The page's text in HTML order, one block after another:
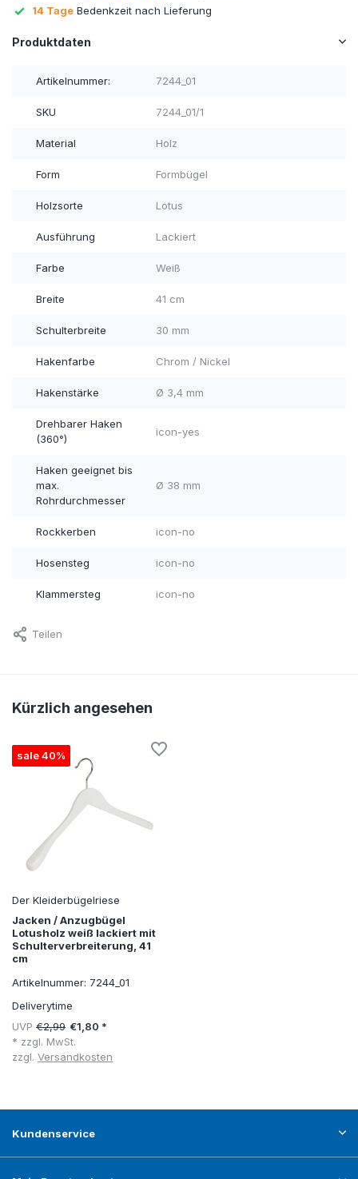
14 Tage Bedenkzeit nach Lieferung
Produktdaten
Artikelnummer: 7244_01
SKU 7244_01/1
Material Holz
Form Formbügel
Holzsorte Lotus
Ausführung Lackiert
Farbe Weiß
Breite 41 cm
Schulterbreite 30 mm
Hakenfarbe Chrom / Nickel
Hakenstärke Ø 3,4 mm
Drehbarer Haken
(360°)
icon-yes
Haken geeignet bis
max.
Rohrdurchmesser
Ø 38 mm
Rockkerben icon-no
Hosensteg icon-no
Klammersteg icon-no
Teilen
Kürzlich angesehen
sale 40%
Der Kleiderbügelriese
Jacken / Anzugbügel
Lotusholz weiß lackiert mit
Schulterverbreiterung, 41
cm
Artikelnummer: 7244_01
Deliverytime
UVP €2,99 €1,80 *
* zzgl. MwSt.
zzgl. Versandkosten
Kundenservice